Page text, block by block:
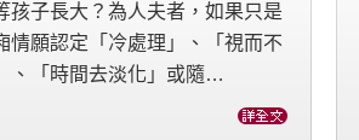
孩子長大？為人夫者，如果只是
情願認定「冷處理」、「視而不
、「時間去淡化」或隨…